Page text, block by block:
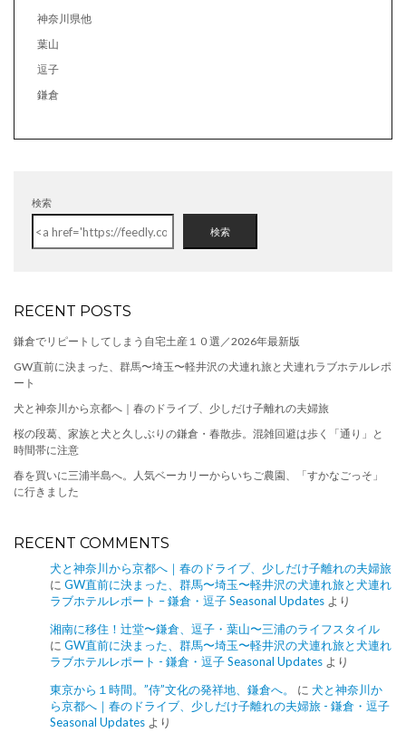
神奈川県他
葉山
逗子
鎌倉
検索
検索
RECENT POSTS
鎌倉でリピートしてしまう自宅土産１０選／2026年最新版
GW直前に決まった、群馬〜埼玉〜軽井沢の犬連れ旅と犬連れラブホテルレポ
ート
犬と神奈川から京都へ｜春のドライブ、少しだけ子離れの夫婦旅
桜の段葛、家族と犬と久しぶりの鎌倉・春散歩。混雑回避は歩く「通り」と
時間帯に注意
春を買いに三浦半島へ。人気ベーカリーからいちご農園、「すかなごっそ」
に行きました
RECENT COMMENTS
犬と神奈川から京都へ｜春のドライブ、少しだけ子離れの夫婦旅
に GW直前に決まった、群馬〜埼玉〜軽井沢の犬連れ旅と犬連れ
ラブホテルレポート – 鎌倉・逗子 Seasonal Updates より
湘南に移住！辻堂〜鎌倉、逗子・葉山〜三浦のライフスタイル
に GW直前に決まった、群馬〜埼玉〜軽井沢の犬連れ旅と犬連れ
ラブホテルレポート - 鎌倉・逗子 Seasonal Updates より
東京から１時間。”侍”文化の発祥地、鎌倉へ。
に 犬と神奈川か
ら京都へ｜春のドライブ、少しだけ子離れの夫婦旅 - 鎌倉・逗子
Seasonal Updates より